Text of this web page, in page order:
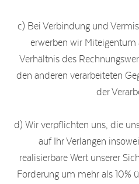
c) Bei Verbindung und
erwerben wir Miteigentum
Verhältnis des
den anderen verarbeiteten
der
d) Wir verpflichten uns, die
auf Ihr Verlangen
realisierbare Wert unserer
Forderung um mehr als 10%